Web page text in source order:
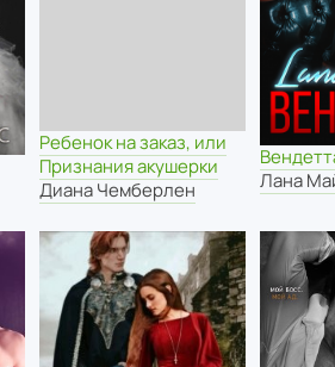
Ребенок на заказ, или
Признания акушерки
Диана Чемберлен
Лана